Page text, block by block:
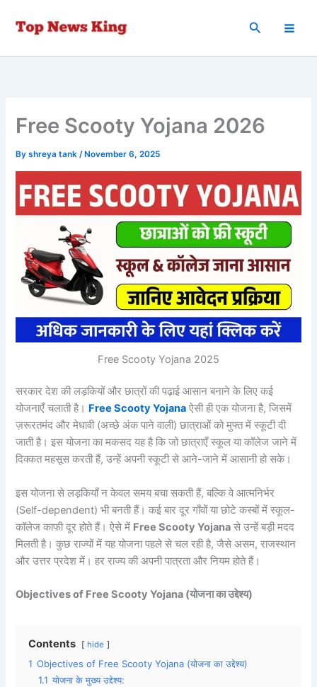
Search
Free Scooty Yojana 2026
Byshreya tank/ November 6, 2025
Free Scooty Yojana 2025
सरकार देश की लड़कियों और छात्रों की पढ़ाई आसान बनाने के लिए कई
योजनाएँ चलाती है। Free Scooty Yojana ऐसी ही एक योजना है, जिसमें
ज़रूरतमंद और मेधावी (अच्छे अंक पाने वाली) छात्राओं को मुफ्त में स्कूटी दी
जाती है। इस योजना का मकसद यह है कि जो छात्राएँ स्कूल या कॉलेज जाने में
दिक्कत महसूस करती हैं, उन्हें अपनी स्कूटी से आने-जाने में आसानी हो सके।
इस योजना से लड़कियाँ न केवल समय बचा सकती हैं, बल्कि वे आत्मनिर्भर
(Self-dependent) भी बनती हैं। कई बार दूर गाँवों या छोटे कस्बों में स्कूल-
कॉलेज काफी दूर होते हैं। ऐसे में Free Scooty Yojana से उन्हें बड़ी मदद
मिलती है। कुछ राज्यों में यह योजना पहले से चल रही है, जैसे असम, राजस्थान
और उत्तर प्रदेश में। हर राज्य की अपनी पात्रता और नियम होते हैं।
Objectives of Free Scooty Yojana (योजना का उद्देश्य)
Contents hide
1 Objectives of Free Scooty Yojana (योजना का उद्देश्य)
1.1 योजना के मुख्य उद्देश्य: